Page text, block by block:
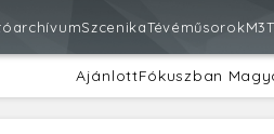
SzcenikaTévéműsorokM3
AjánlottFókuszban